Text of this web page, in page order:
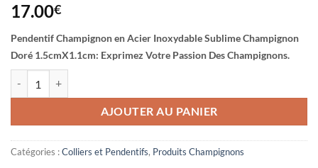
17.00€
Pendentif Champignon en Acier Inoxydable Sublime Champignon
Doré 1.5cmX1.1cm: Exprimez Votre Passion Des Champignons.
AJOUTER AU PANIER
Catégories :Colliers et Pendentifs, Produits Champignons